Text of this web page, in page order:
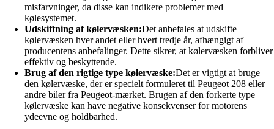
misfarvninger, da disse kan indikere problemer med
kølesystemet.
Udskiftning af kølervæsken:Det anbefales at udskifte
kølervæsken hver andet eller hvert tredje år, afhængigt af
producentens anbefalinger. Dette sikrer, at kølervæsken forbliver
effektiv og beskyttende.
Brug af den rigtige type kølervæske:Det er vigtigt at bruge
den kølervæske, der er specielt formuleret til Peugeot 208 eller
andre biler fra Peugeot-mærket. Brugen af ​​den forkerte type
kølervæske kan have negative konsekvenser for motorens
ydeevne og holdbarhed.